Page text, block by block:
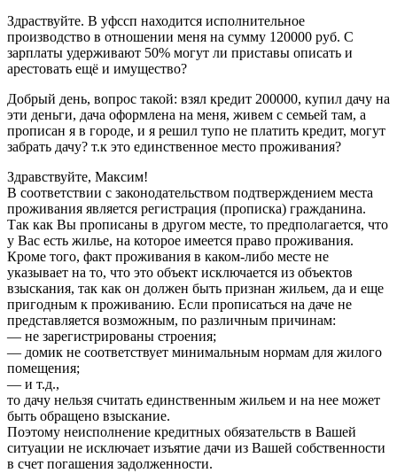
Здраствуйте. В уфссп находится исполнительное
производство в отношении меня на сумму 120000 руб. С
зарплаты удерживают 50% могут ли приставы описать и
арестовать ещё и имущество?
Добрый день, вопрос такой: взял кредит 200000, купил дачу на
эти деньги, дача оформлена на меня, живем с семьей там, а
прописан я в городе, и я решил тупо не платить кредит, могут
забрать дачу? т.к это единственное место проживания?
Здравствуйте, Максим!
В соответствии с законодательством подтверждением места
проживания является регистрация (прописка) гражданина.
Так как Вы прописаны в другом месте, то предполагается, что
у Вас есть жилье, на которое имеется право проживания.
Кроме того, факт проживания в каком-либо месте не
указывает на то, что это объект исключается из объектов
взыскания, так как он должен быть признан жильем, да и еще
пригодным к проживанию. Если прописаться на даче не
представляется возможным, по различным причинам:
— не зарегистрированы строения;
— домик не соответствует минимальным нормам для жилого
помещения;
— и т.д.,
то дачу нельзя считать единственным жильем и на нее может
быть обращено взыскание.
Поэтому неисполнение кредитных обязательств в Вашей
ситуации не исключает изъятие дачи из Вашей собственности
в счет погашения задолженности.